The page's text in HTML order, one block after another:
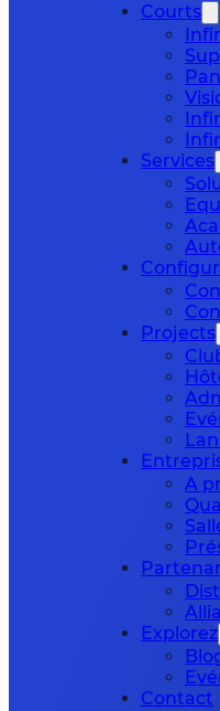
Courts
Services
Projects
A
Explorez
Contact